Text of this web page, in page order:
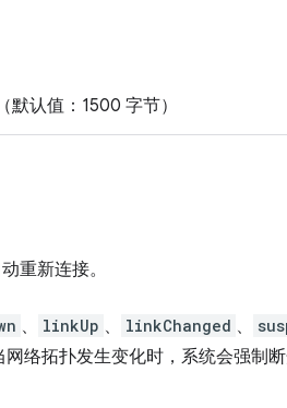
默认值：1500 字节）
重新连接。
、 linkUp 、 linkChanged 、
络拓扑发生变化时，系统会强制